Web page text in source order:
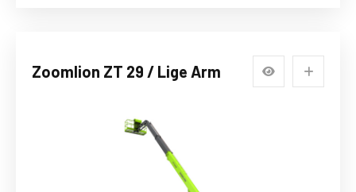
Zoomlion ZT 29 / Lige Arm